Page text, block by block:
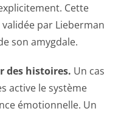
Cette
par Lieberman
son amygdale.
des histoires. Un cas
active le système
émotionnelle. Un